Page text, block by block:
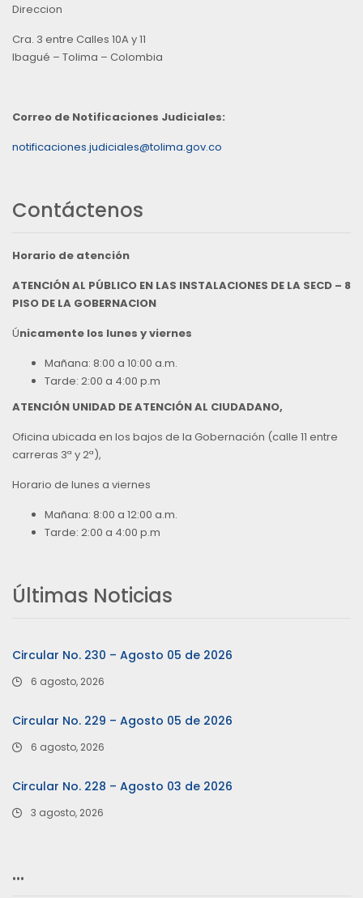
Direccion
Cra. 3 entre Calles 10A y 11
Ibagué – Tolima – Colombia
Correo de Notificaciones Judiciales:
notificaciones.judiciales@tolima.gov.co
Contáctenos
Horario de atención
ATENCIÓN AL PÚBLICO EN LAS INSTALACIONES DE LA SECD – 8
PISO DE LA GOBERNACION
Únicamente los lunes y viernes
Mañana: 8:00 a 10:00 a.m.
Tarde: 2:00 a 4:00 p.m
ATENCIÓN UNIDAD DE ATENCIÓN AL CIUDADANO,
Oficina ubicada en los bajos de la Gobernación (calle 11 entre
carreras 3ª y 2ª),
Horario de lunes a viernes
Mañana: 8:00 a 12:00 a.m.
Tarde: 2:00 a 4:00 p.m
Últimas Noticias
Circular No. 230 – Agosto 05 de 2026
6 agosto, 2026
Circular No. 229 – Agosto 05 de 2026
6 agosto, 2026
Circular No. 228 – Agosto 03 de 2026
3 agosto, 2026
…